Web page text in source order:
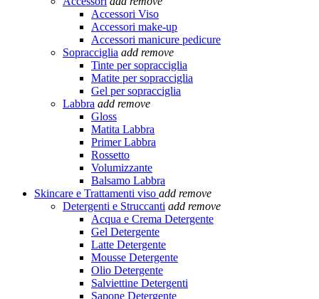
Accessori Viso
Accessori make-up
Accessori manicure pedicure
Sopracciglia add remove
Tinte per sopracciglia
Matite per sopracciglia
Gel per sopracciglia
Labbra add remove
Gloss
Matita Labbra
Primer Labbra
Rossetto
Volumizzante
Balsamo Labbra
Skincare e Trattamenti viso add remove
Detergenti e Struccanti add remove
Acqua e Crema Detergente
Gel Detergente
Latte Detergente
Mousse Detergente
Olio Detergente
Salviettine Detergenti
Sapone Detergente